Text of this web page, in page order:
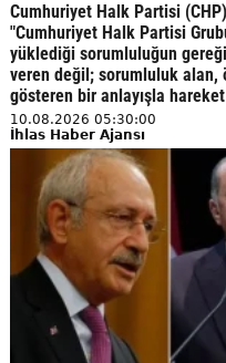
Cumhuriyet Halk Partisi
"Cumhuriyet Halk Partisi
yüklediği sorumluluğun
veren değil; sorumluluk
gösteren bir anlayışla
10.08.2026 05:30:00
İhlas Haber Ajansı